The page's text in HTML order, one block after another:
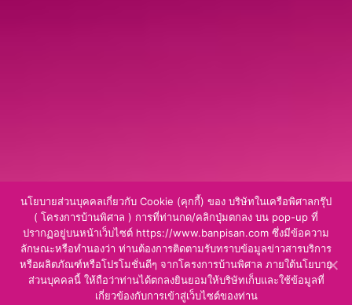
นโยบายส่วนบุคคลเกี่ยวกับ Cookie (คุกกี้) ของ บริษัทในเครือพิศาลกรุ๊ป
( โครงการบ้านพิศาล ) การที่ท่านกด/คลิกปุ่มตกลง บน pop-up ที่
ปรากฏอยู่บนหน้าเว็บไซต์ https://www.banpisan.com ซึ่งมีข้อความ
ลักษณะหรือทำนองว่า ท่านต้องการติดตามรับทราบข้อมูลข่าวสารบริการ
หรือผลิตภัณฑ์หรือโปรโมชั่นดีๆ จากโครงการบ้านพิศาล ภายใต้นโยบาย
ส่วนบุคคลนี้ ให้ถือว่าท่านได้ตกลงยินยอมให้บริษัทเก็บและใช้ข้อมูลที่
เกี่ยวข้องกับการเข้าสู่เว็บไซต์ของท่าน